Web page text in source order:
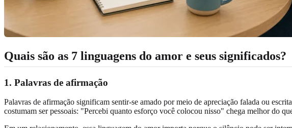
Quais são as 7 linguagens do amor e seus significados?
1. Palavras de afirmação
Palavras de afirmação significam sentir-se amado por meio de apreciação falada ou
costumam ser pessoais: "Percebi quanto esforço você colocou nisso" chega melhor do